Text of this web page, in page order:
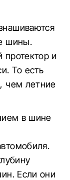
шины.
протектор и
То есть
чем летние
в шине
Если они